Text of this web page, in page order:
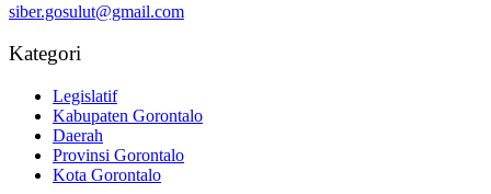
siber.gosulut@gmail.com
Kategori
Legislatif
Kabupaten Gorontalo
Daerah
Provinsi Gorontalo
Kota Gorontalo